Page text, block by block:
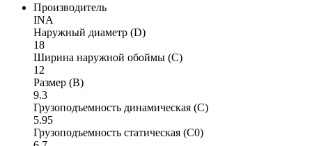
Производитель
INA
Наружный диаметр (D)
18
Ширина наружной обоймы (C)
12
Размер (B)
9.3
Грузоподъемность динамическая (C)
5.95
Грузоподъемность статическая (C0)